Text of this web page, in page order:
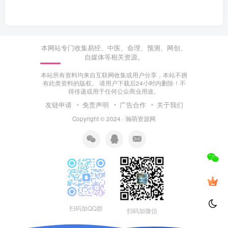
本网站专门收集易经、中医、命理、预测、网创、
自媒体等相关资源。
本站所有资料均来自互联网收集或用户分享，本站不拥
有此类资料的版权。 请用户下载后24小时内删除！不
得传递或用于任何公众商业用途。
友链申请 免责声明 广告合作 关于我们
Copyright © 2024 · 瀚萌资源网
扫码加QQ群 扫码加微信